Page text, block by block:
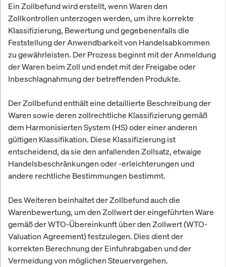
Ein Zollbefund wird erstellt, wenn Waren den
Zollkontrollen unterzogen werden, um ihre korrekte
Klassifizierung, Bewertung und gegebenenfalls die
Feststellung der Anwendbarkeit von Handelsabkommen
zu gewährleisten. Der Prozess beginnt mit der Anmeldung
der Waren beim Zoll und endet mit der Freigabe oder
Inbeschlagnahmung der betreffenden Produkte.
Der Zollbefund enthält eine detaillierte Beschreibung der
Waren sowie deren zollrechtliche Klassifizierung gemäß
dem Harmonisierten System (HS) oder einer anderen
gültigen Klassifikation. Diese Klassifizierung ist
entscheidend, da sie den anfallenden Zollsatz, etwaige
Handelsbeschränkungen oder -erleichterungen und
andere rechtliche Bestimmungen bestimmt.
Des Weiteren beinhaltet der Zollbefund auch die
Warenbewertung, um den Zollwert der eingeführten Ware
gemäß der WTO-Übereinkunft über den Zollwert (WTO-
Valuation Agreement) festzulegen. Dies dient der
korrekten Berechnung der Einfuhrabgaben und der
Vermeidung von möglichen Steuervergehen.